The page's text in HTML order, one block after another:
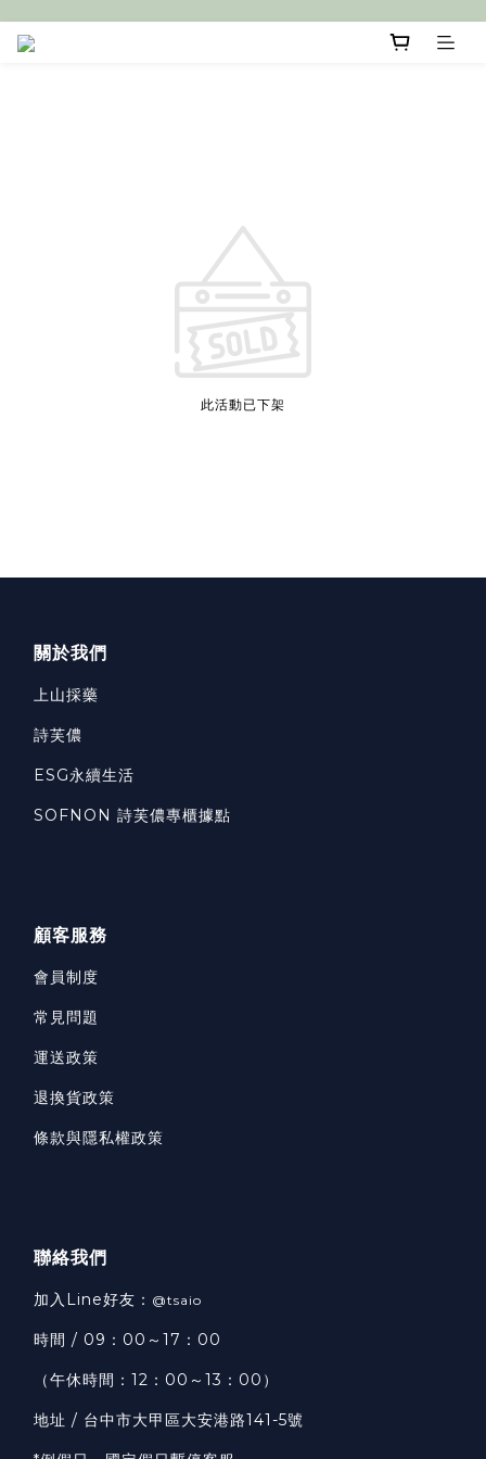
此活動已下架
關於我們
上山採藥
詩芙儂
ESG永續生活
SOFNON 詩芙儂專櫃據點
顧客服務
會員制度
常見問題
運送政策
退換貨政策
條款與隱私權政策
聯絡我們
加入Line好友： @tsaio
時間 / 09：00～17：00
（午休時間：12：00～13：00）
地址 / 台中市大甲區大安港路141-5號